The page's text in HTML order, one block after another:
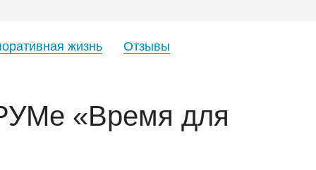
жизнь
Отзывы
«Время для